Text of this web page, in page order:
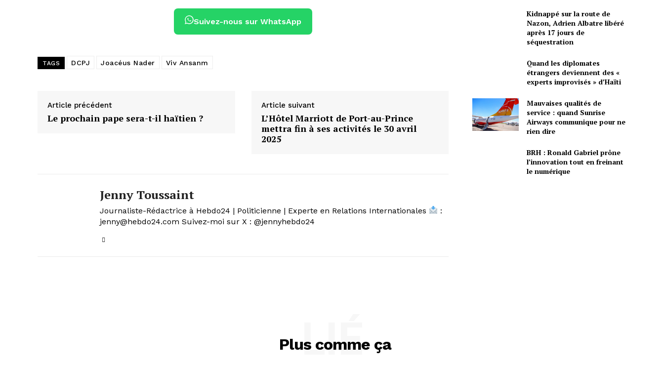
Suivez-nous sur WhatsApp
TAGS DCPJ Joacéus Nader Viv Ansanm
Article précédent
Le prochain pape sera-t-il haïtien ?
Article suivant
L’Hôtel Marriott de Port-au-Prince
mettra fin à ses activités le 30 avril
2025
Jenny Toussaint
Journaliste-Rédactrice à Hebdo24 | Politicienne | Experte en Relations Internationales
:
jenny@hebdo24.com Suivez-moi sur X : @jennyhebdo24
Kidnappé sur la route de
Nazon, Adrien Albatre libéré
après 17 jours de
séquestration
Quand les diplomates
étrangers deviennent des «
experts improvisés » d’Haïti
Mauvaises qualités de
service : quand Sunrise
Airways communique pour ne
rien dire
BRH : Ronald Gabriel prône
l’innovation tout en freinant
le numérique
Plus comme ça
LIÉ